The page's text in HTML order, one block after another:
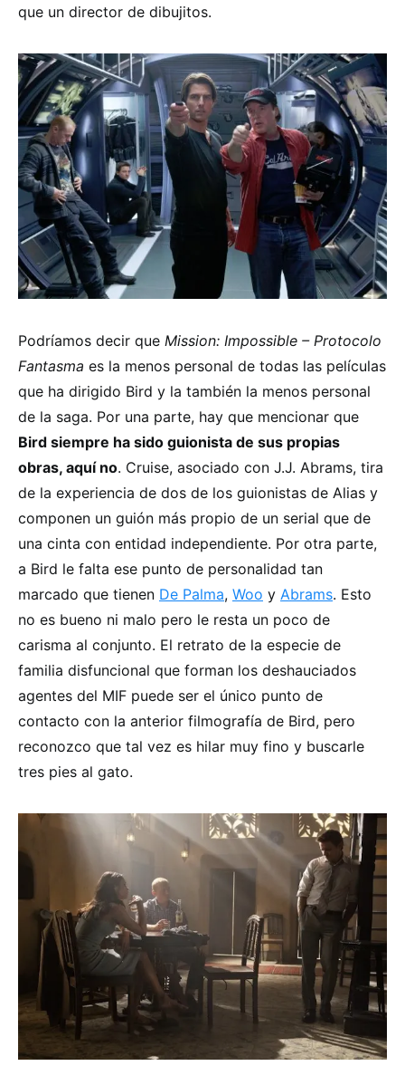
que un director de dibujitos.
Podríamos decir que Mission: Impossible – Protocolo
Fantasma es la menos personal de todas las películas
que ha dirigido Bird y la también la menos personal
de la saga. Por una parte, hay que mencionar que
Bird siempre ha sido guionista de sus propias
obras, aquí no. Cruise, asociado con J.J. Abrams, tira
de la experiencia de dos de los guionistas de Alias y
componen un guión más propio de un serial que de
una cinta con entidad independiente. Por otra parte,
a Bird le falta ese punto de personalidad tan
marcado que tienen De Palma, Woo y Abrams. Esto
no es bueno ni malo pero le resta un poco de
carisma al conjunto. El retrato de la especie de
familia disfuncional que forman los deshauciados
agentes del MIF puede ser el único punto de
contacto con la anterior filmografía de Bird, pero
reconozco que tal vez es hilar muy fino y buscarle
tres pies al gato.